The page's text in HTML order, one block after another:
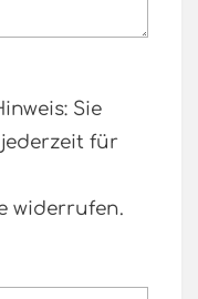
Sie
für
widerrufen.